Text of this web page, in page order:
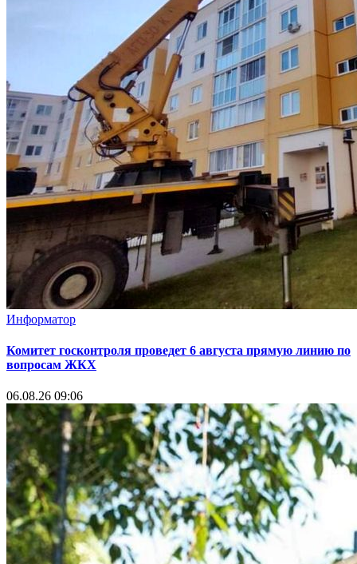
Информатор
Комитет госконтроля проведет 6 августа прямую линию по
вопросам ЖКХ
06.08.26 09:06